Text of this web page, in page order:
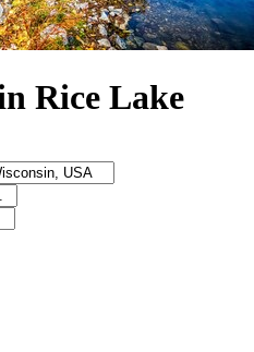
Rice Lake